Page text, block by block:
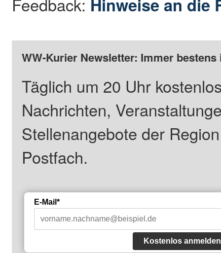
Feedback: Hinweise an die
WW-Kurier Newsletter: Immer
Täglich um 20 Uhr
Nachrichten,
Stellenangebote der
Postfach.
E-Mail*
Kostenlos anmelden